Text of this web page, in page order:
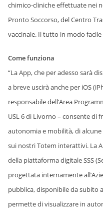
chimico-cliniche effettuate nei
Pronto Soccorso, del Centro
vaccinale. Il tutto in modo
Come funziona
“La App, che per adesso sarà
a breve uscirà anche per iOS
responsabile dell’Area
USL 6 di Livorno – consente di
autonomia e mobilità, di
sui nostri Totem interattivi. La
della piattaforma digitale SSS
progettata internamente
pubblica, disponibile da subito
permette di visualizzare in